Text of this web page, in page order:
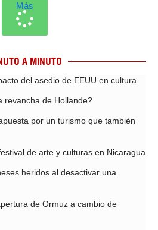
Más
A MINUTO
del asedio de EEUU en cultura
revancha de Hollande?
por un turismo que también
de arte y culturas en Nicaragua
heridos al desactivar una
de Ormuz a cambio de